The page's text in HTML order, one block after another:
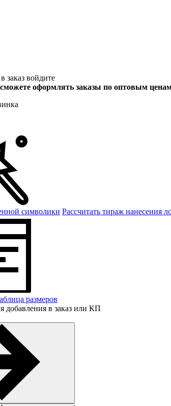
заказ войдите
оформлять заказы по оптовым
символики Рассчитать тираж нанесения
размеров
добавления в заказ или КП